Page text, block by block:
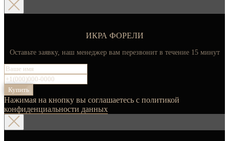
ИКРА ФОРЕЛИ
Оставьте заявку, наш менеджер вам перезвонит в течение 15 минут
Купить
Нажимая на кнопку вы соглашаетесь с политикой
конфиденциальности данных